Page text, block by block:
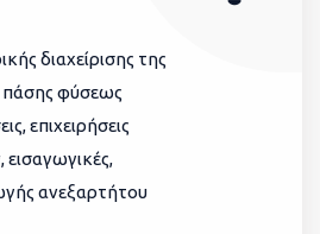
διαχείρισης της
φύσεως
επιχειρήσεις
ανεξαρτήτου